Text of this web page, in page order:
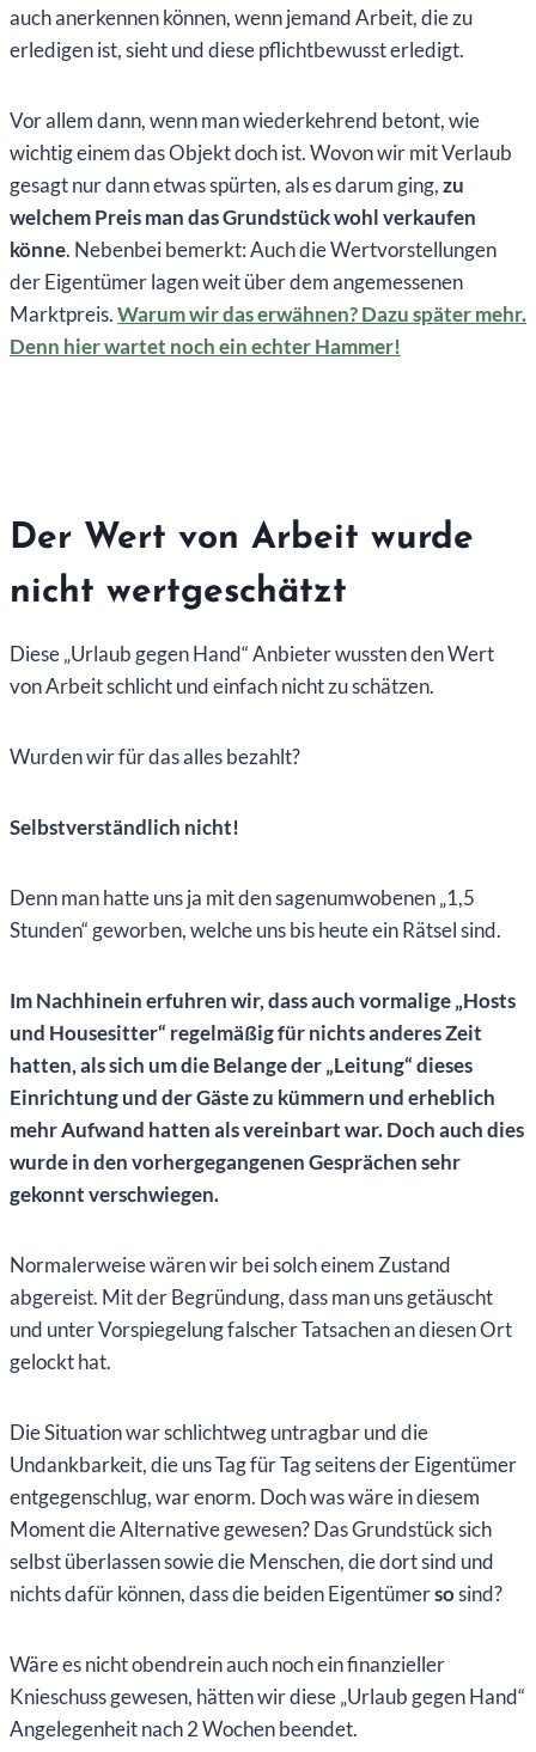
auch anerkennen können, wenn jemand Arbeit, die zu
erledigen ist, sieht und diese pflichtbewusst erledigt.
Vor allem dann, wenn man wiederkehrend betont, wie
wichtig einem das Objekt doch ist. Wovon wir mit Verlaub
gesagt nur dann etwas spürten, als es darum ging,zu
welchem Preis man das Grundstück wohl verkaufen
könne. Nebenbei bemerkt: Auch die Wertvorstellungen
der Eigentümer lagen weit über dem angemessenen
Marktpreis.Warum wir das erwähnen? Dazu später mehr.
Denn hier wartet noch ein echter Hammer!
Der Wert von Arbeit wurde
nicht wertgeschätzt
Diese „Urlaub gegen Hand“ Anbieter wussten den Wert
von Arbeit schlicht und einfach nicht zu schätzen.
Wurden wir für das alles bezahlt?
Selbstverständlich nicht!
Denn man hatte uns ja mit den sagenumwobenen „1,5
Stunden“ geworben, welche uns bis heute ein Rätsel sind.
Im Nachhinein erfuhren wir, dass auch vormalige „Hosts
und Housesitter“ regelmäßig für nichts anderes Zeit
hatten, als sich um die Belange der „Leitung“ dieses
Einrichtung und der Gäste zu kümmern und erheblich
mehr Aufwand hatten als vereinbart war. Doch auch dies
wurde in den vorhergegangenen Gesprächen sehr
gekonnt verschwiegen.
Normalerweise wären wir bei solch einem Zustand
abgereist. Mit der Begründung, dass man uns getäuscht
und unter Vorspiegelung falscher Tatsachen an diesen Ort
gelockt hat.
Die Situation war schlichtweg untragbar und die
Undankbarkeit, die uns Tag für Tag seitens der Eigentümer
entgegenschlug, war enorm. Doch was wäre in diesem
Moment die Alternative gewesen? Das Grundstück sich
selbst überlassen sowie die Menschen, die dort sind und
nichts dafür können, dass die beiden Eigentümersosind?
Wäre es nicht obendrein auch noch ein finanzieller
Knieschuss gewesen, hätten wir diese „Urlaub gegen Hand“
Angelegenheit nach 2 Wochen beendet.